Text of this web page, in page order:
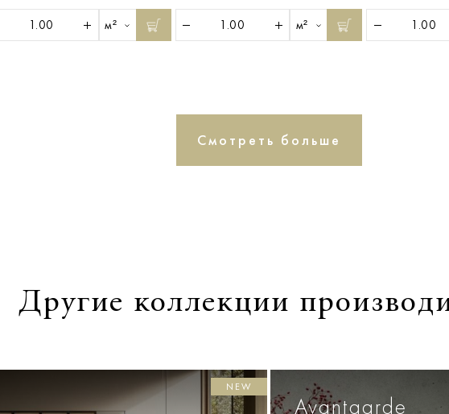
м² м²
Смотреть больше
Другие коллекции
NEW
Avantgarde